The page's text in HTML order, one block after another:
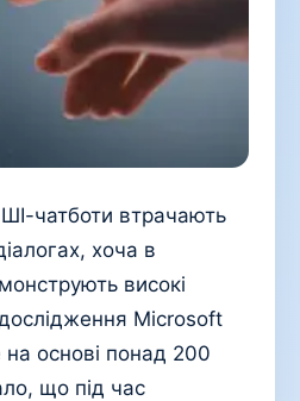
ШІ-чатботи втрачають
хоча в
високі
Microsoft
на основі понад 200
що під час